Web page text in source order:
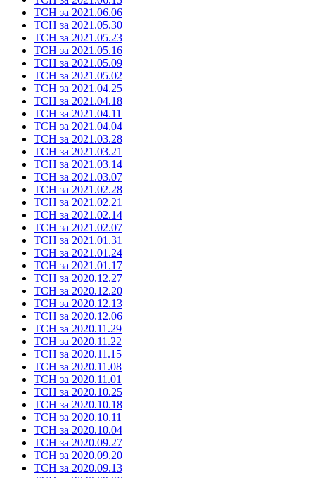
ТСН за 2021.06.06
ТСН за 2021.05.30
ТСН за 2021.05.23
ТСН за 2021.05.16
ТСН за 2021.05.09
ТСН за 2021.05.02
ТСН за 2021.04.25
ТСН за 2021.04.18
ТСН за 2021.04.11
ТСН за 2021.04.04
ТСН за 2021.03.28
ТСН за 2021.03.21
ТСН за 2021.03.14
ТСН за 2021.03.07
ТСН за 2021.02.28
ТСН за 2021.02.21
ТСН за 2021.02.14
ТСН за 2021.02.07
ТСН за 2021.01.31
ТСН за 2021.01.24
ТСН за 2021.01.17
ТСН за 2020.12.27
ТСН за 2020.12.20
ТСН за 2020.12.13
ТСН за 2020.12.06
ТСН за 2020.11.29
ТСН за 2020.11.22
ТСН за 2020.11.15
ТСН за 2020.11.08
ТСН за 2020.11.01
ТСН за 2020.10.25
ТСН за 2020.10.18
ТСН за 2020.10.11
ТСН за 2020.10.04
ТСН за 2020.09.27
ТСН за 2020.09.20
ТСН за 2020.09.13